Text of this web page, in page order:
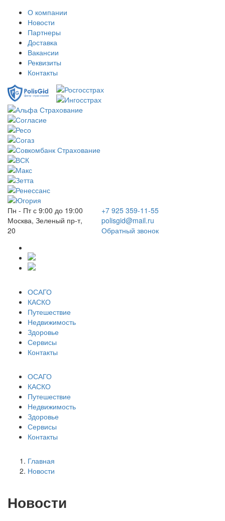
О компании
Новости
Партнеры
Доставка
Вакансии
Реквизиты
Контакты
Пн - Пт с 9:00 до 19:00
Москва, Зеленый пр-т,
20
+7 925 359-11-55
polisgid@mail.ru
Обратный звонок
ОСАГО
КАСКО
Путешествие
Недвижимость
Здоровье
Сервисы
Контакты
ОСАГО
КАСКО
Путешествие
Недвижимость
Здоровье
Сервисы
Контакты
Главная
Новости
Новости